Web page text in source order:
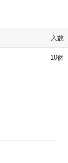
入数
10個